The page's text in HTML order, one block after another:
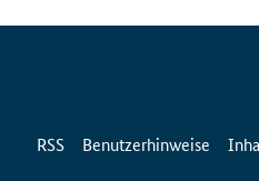
RSS Benutzerhinweise